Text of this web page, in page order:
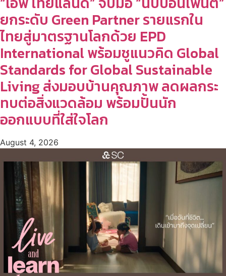
ยกระดับ Green Partner รายแรกใน
ไทยสู่มาตรฐานโลกด้วย EPD
International พร้อมชูแนวคิด Global
Standards for Global Sustainable
Living ส่งมอบบ้านคุณภาพ ลดผลกระ
ทบต่อสิ่งแวดล้อม พร้อมปั้นนัก
ออกแบบที่ใส่ใจโลก
August 4, 2026